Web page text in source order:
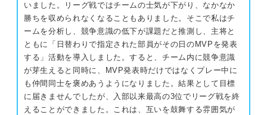
いました。リーグ戦ではチームの士気が下がり、なかなか
勝ちを収められなくなることもありました。そこで私はチ
ームを分析し、競争意識の低下が課題だと推測し、主将と
ともに「日替わりで指定された部員がその日のMVPを発表
する」活動を導入しました。すると、チーム内に競争意識
が芽生えると同時に、MVP発表時だけではなくプレー中に
も仲間同士を褒めあうようになりました。結果として目標
に届きませんでしたが、入部以来最高の3位でリーグ戦を終
えることができました。これは、互いを鼓舞する雰囲気が